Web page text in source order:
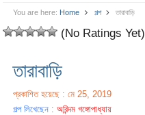
You are here: Home গল্প তারাবাড়ি
(No Ratings Yet)
তারাবাড়ি
প্রকাশিত হয়েছে : মে 25, 2019
গল্প লিখেছেন :অরিন্দম গঙ্গোপাধ্যায়